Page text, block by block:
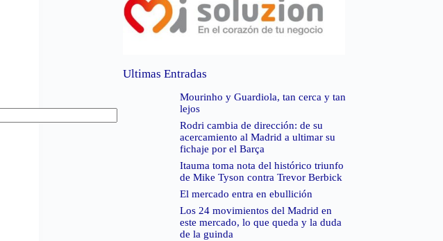
Ultimas Entradas
Mourinho y Guardiola, tan cerca y tan
lejos
Rodri cambia de dirección: de su
acercamiento al Madrid a ultimar su
fichaje por el Barça
Itauma toma nota del histórico triunfo
de Mike Tyson contra Trevor Berbick
El mercado entra en ebullición
Los 24 movimientos del Madrid en
este mercado, lo que queda y la duda
de la guinda